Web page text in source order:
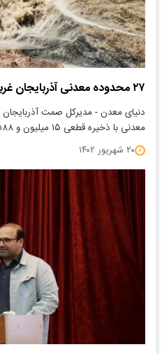
۲۷ محدوده معدنی آذربایجان غربی آماده بهره برداری شد
معدنی با ذخیره قطعی ۱۵ میلیون و ۵۸۸ هزار تن در مرحله…
۲۰ شهریور ۱۴۰۲